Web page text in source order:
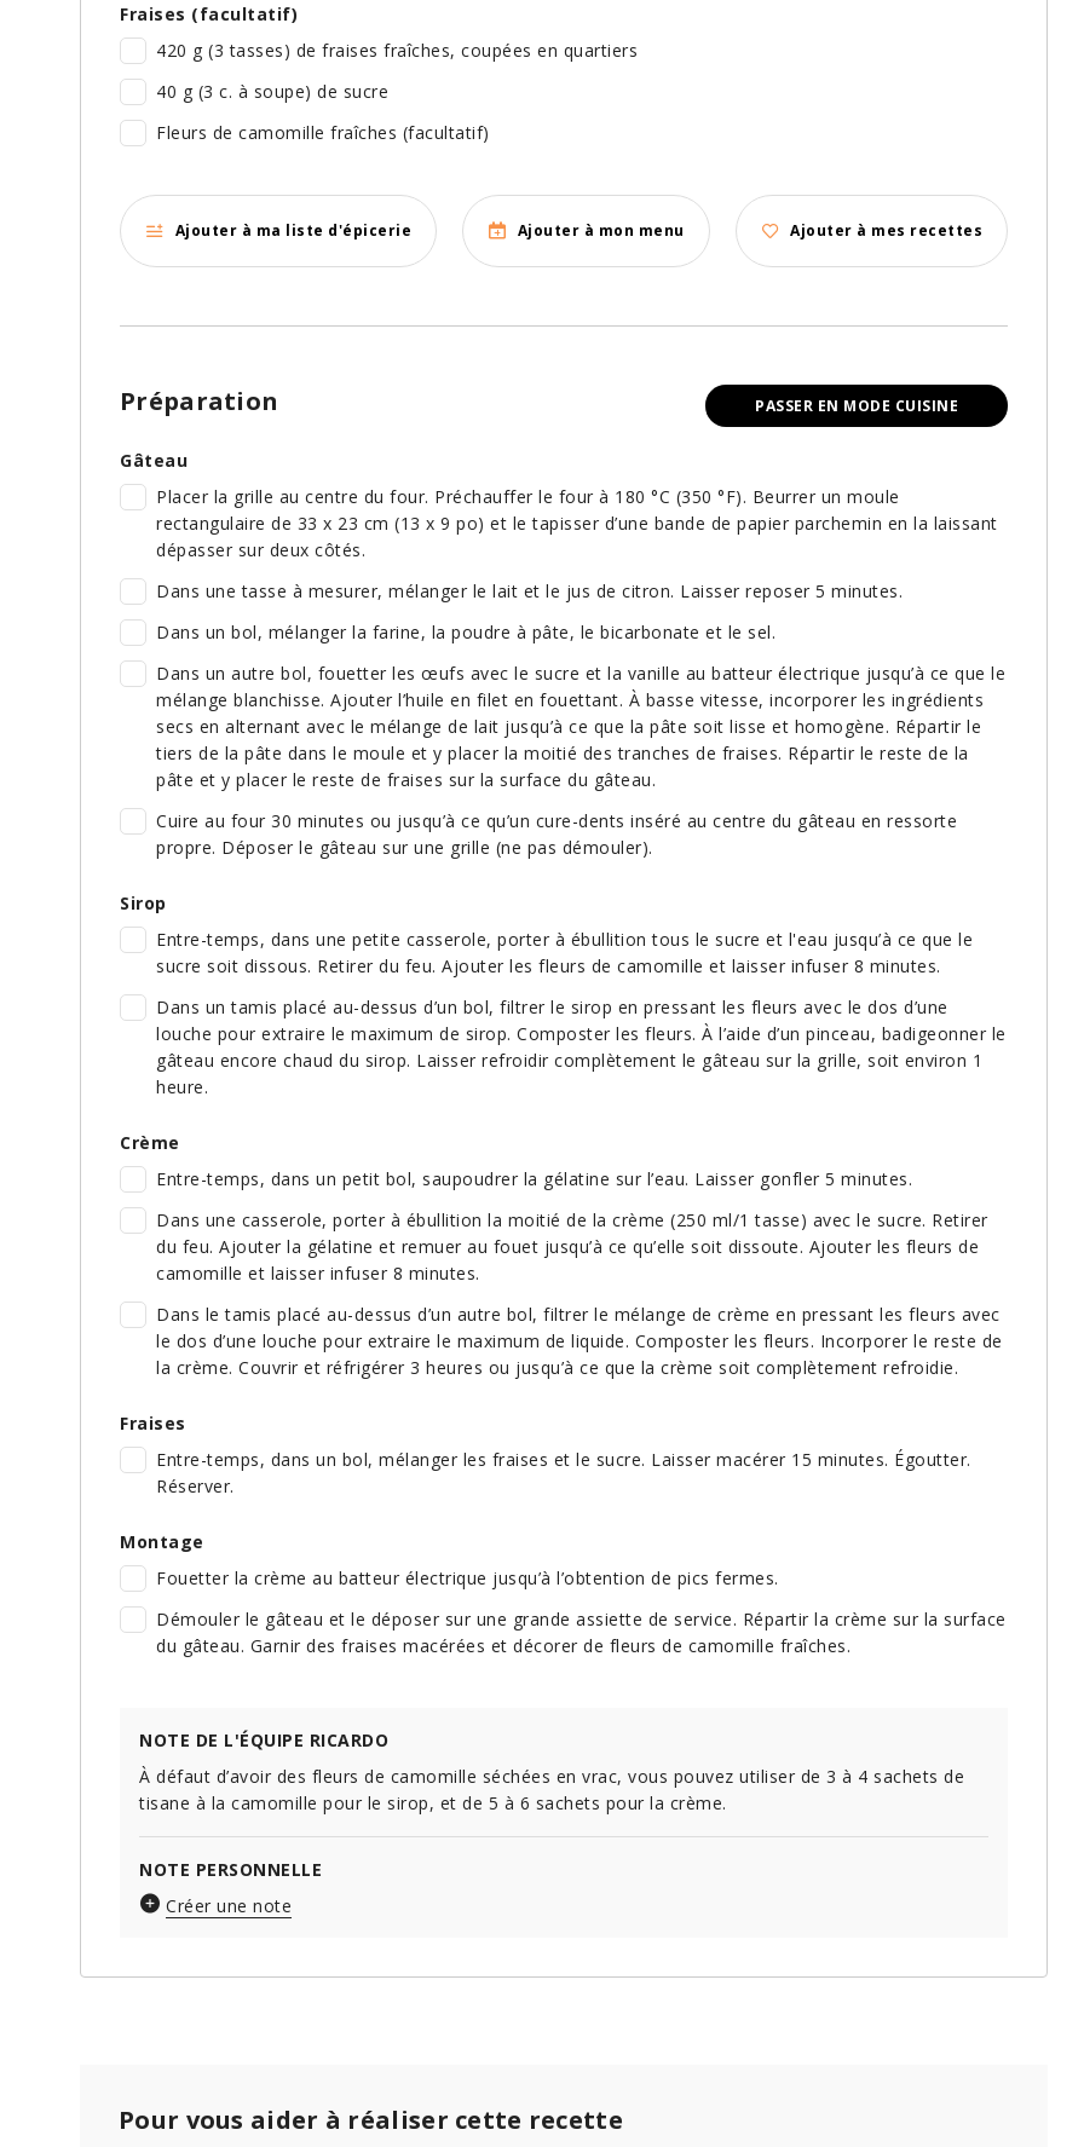
Fraises (facultatif)
420 g (3 tasses) de fraises fraîches, coupées en quartiers
40 g (3 c. à soupe) de sucre
Fleurs de camomille fraîches (facultatif)
Ajouter à ma liste d'épicerie Ajouter à mon menu Ajouter à mes recettes
PASSER EN MODE CUISINE
Préparation
Gâteau
Placer la grille au centre du four. Préchauffer le four à 180 °C (350 °F). Beurrer un moule
rectangulaire de 33 x 23 cm (13 x 9 po) et le tapisser d’une bande de papier parchemin en la laissant
dépasser sur deux côtés.
Dans une tasse à mesurer, mélanger le lait et le jus de citron. Laisser reposer 5 minutes.
Dans un bol, mélanger la farine, la poudre à pâte, le bicarbonate et le sel.
Dans un autre bol, fouetter les œufs avec le sucre et la vanille au batteur électrique jusqu’à ce que le
mélange blanchisse. Ajouter l’huile en filet en fouettant. À basse vitesse, incorporer les ingrédients
secs en alternant avec le mélange de lait jusqu’à ce que la pâte soit lisse et homogène. Répartir le
tiers de la pâte dans le moule et y placer la moitié des tranches de fraises. Répartir le reste de la
pâte et y placer le reste de fraises sur la surface du gâteau.
Cuire au four 30 minutes ou jusqu’à ce qu’un cure-dents inséré au centre du gâteau en ressorte
propre. Déposer le gâteau sur une grille (ne pas démouler).
Sirop
Entre-temps, dans une petite casserole, porter à ébullition tous le sucre et l'eau jusqu’à ce que le
sucre soit dissous. Retirer du feu. Ajouter les fleurs de camomille et laisser infuser 8 minutes.
Dans un tamis placé au-dessus d’un bol, filtrer le sirop en pressant les fleurs avec le dos d’une
louche pour extraire le maximum de sirop. Composter les fleurs. À l’aide d’un pinceau, badigeonner le
gâteau encore chaud du sirop. Laisser refroidir complètement le gâteau sur la grille, soit environ 1
heure.
Crème
Entre-temps, dans un petit bol, saupoudrer la gélatine sur l’eau. Laisser gonfler 5 minutes.
Dans une casserole, porter à ébullition la moitié de la crème (250 ml/1 tasse) avec le sucre. Retirer
du feu. Ajouter la gélatine et remuer au fouet jusqu’à ce qu’elle soit dissoute. Ajouter les fleurs de
camomille et laisser infuser 8 minutes.
Dans le tamis placé au-dessus d’un autre bol, filtrer le mélange de crème en pressant les fleurs avec
le dos d’une louche pour extraire le maximum de liquide. Composter les fleurs. Incorporer le reste de
la crème. Couvrir et réfrigérer 3 heures ou jusqu’à ce que la crème soit complètement refroidie.
Fraises
Entre-temps, dans un bol, mélanger les fraises et le sucre. Laisser macérer 15 minutes. Égoutter.
Réserver.
Montage
Fouetter la crème au batteur électrique jusqu’à l’obtention de pics fermes.
Démouler le gâteau et le déposer sur une grande assiette de service. Répartir la crème sur la surface
du gâteau. Garnir des fraises macérées et décorer de fleurs de camomille fraîches.
NOTE DE L'ÉQUIPE RICARDO
À défaut d’avoir des fleurs de camomille séchées en vrac, vous pouvez utiliser de 3 à 4 sachets de
tisane à la camomille pour le sirop, et de 5 à 6 sachets pour la crème.
NOTE PERSONNELLE
Créer une note
Pour vous aider à réaliser cette recette